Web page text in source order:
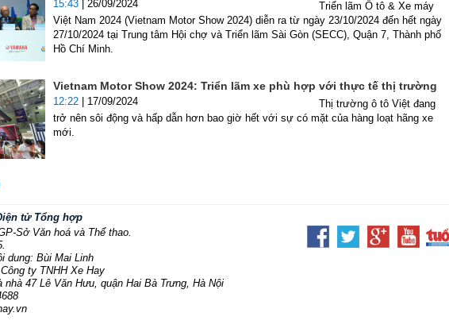
15:43 | 26/09/2024
Triển lãm Ô tô & Xe máy
Việt Nam 2024 (Vietnam Motor Show 2024) diễn ra từ ngày 23/10/2024 đến hết ngày
27/10/2024 tại Trung tâm Hội chợ và Triển lãm Sài Gòn (SECC), Quận 7, Thành phố
Hồ Chí Minh.
Vietnam Motor Show 2024: Triển lãm xe phù hợp với thực tế thị trường
12:22 | 17/09/2024
Thị trường ô tô Việt đang
trở nên sôi động và hấp dẫn hơn bao giờ hết với sự có mặt của hàng loạt hãng xe
mới.
tử Tổng hợp
Sở Văn hoá và Thể thao.
dung: Bùi Mai Linh
ty TNHH Xe Hay
47 Lê Văn Hưu, quận Hai Bà Trưng, Hà Nội